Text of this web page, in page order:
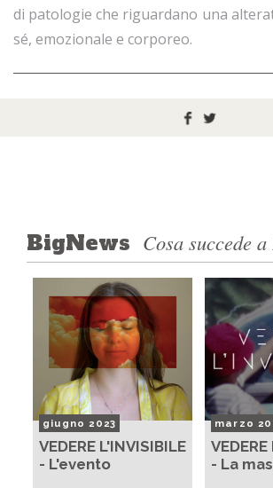
di patologie che riguardano una
sé, emozionale e corporeo.
BigNews Cosa succede
giugno 2023
VEDERE L'INVISIBILE
- L'evento
marzo
- La